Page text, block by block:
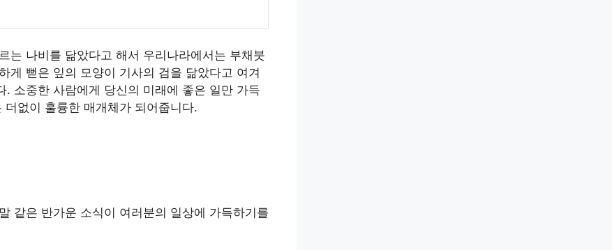
는 나비를 닮았다고 해서 우리나라에서는 부채붓
게 뻗은 잎의 모양이 기사의 검을 닮았다고 여겨
소중한 사람에게 당신의 미래에 좋은 일만 가득
없이 훌륭한 매개체가 되어줍니다.
같은 반가운 소식이 여러분의 일상에 가득하기를